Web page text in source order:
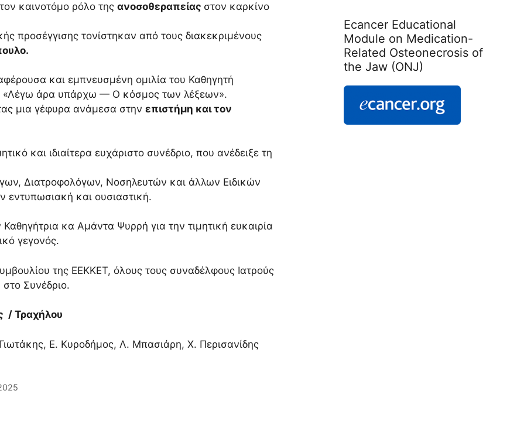
καινοτόμο ρόλο της ανοσοθεραπείας στον καρκίνο
προσέγγισης τονίστηκαν από τους διακεκριμένους
και εμπνευσμένη ομιλία του Καθηγητή
«Λέγω άρα υπάρχω — Ο κόσμος των λέξεων».
μια γέφυρα ανάμεσα στην επιστήμη και τον
και ιδιαίτερα ευχάριστο συνέδριο, που ανέδειξε τη
Διατροφολόγων, Νοσηλευτών και άλλων Ειδικών
εντυπωσιακή και ουσιαστική.
κα Αμάντα Ψυρρή για την τιμητική ευκαιρία
γεγονός.
της ΕΕΚΚΕΤ, όλους τους συναδέλφους Ιατρούς
Συνέδριο.
/ Τραχήλου
Ε. Κυροδήμος, Λ. Μπασιάρη, Χ. Περισανίδης
Ecancer Educational
Module on Medication-
Related Osteonecrosis of
the Jaw (ONJ)